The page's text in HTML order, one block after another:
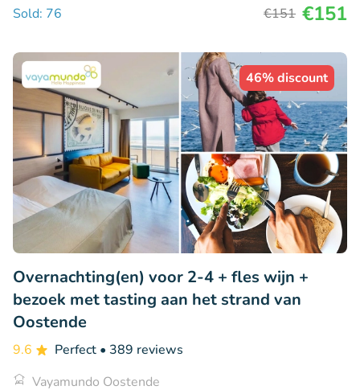
Sold: 76
€151 €151
46% discount
Overnachting(en) voor 2-4 + fles wijn +
bezoek met tasting aan het strand van
Oostende
9.6 Perfect • 389 reviews
Vayamundo Oostende